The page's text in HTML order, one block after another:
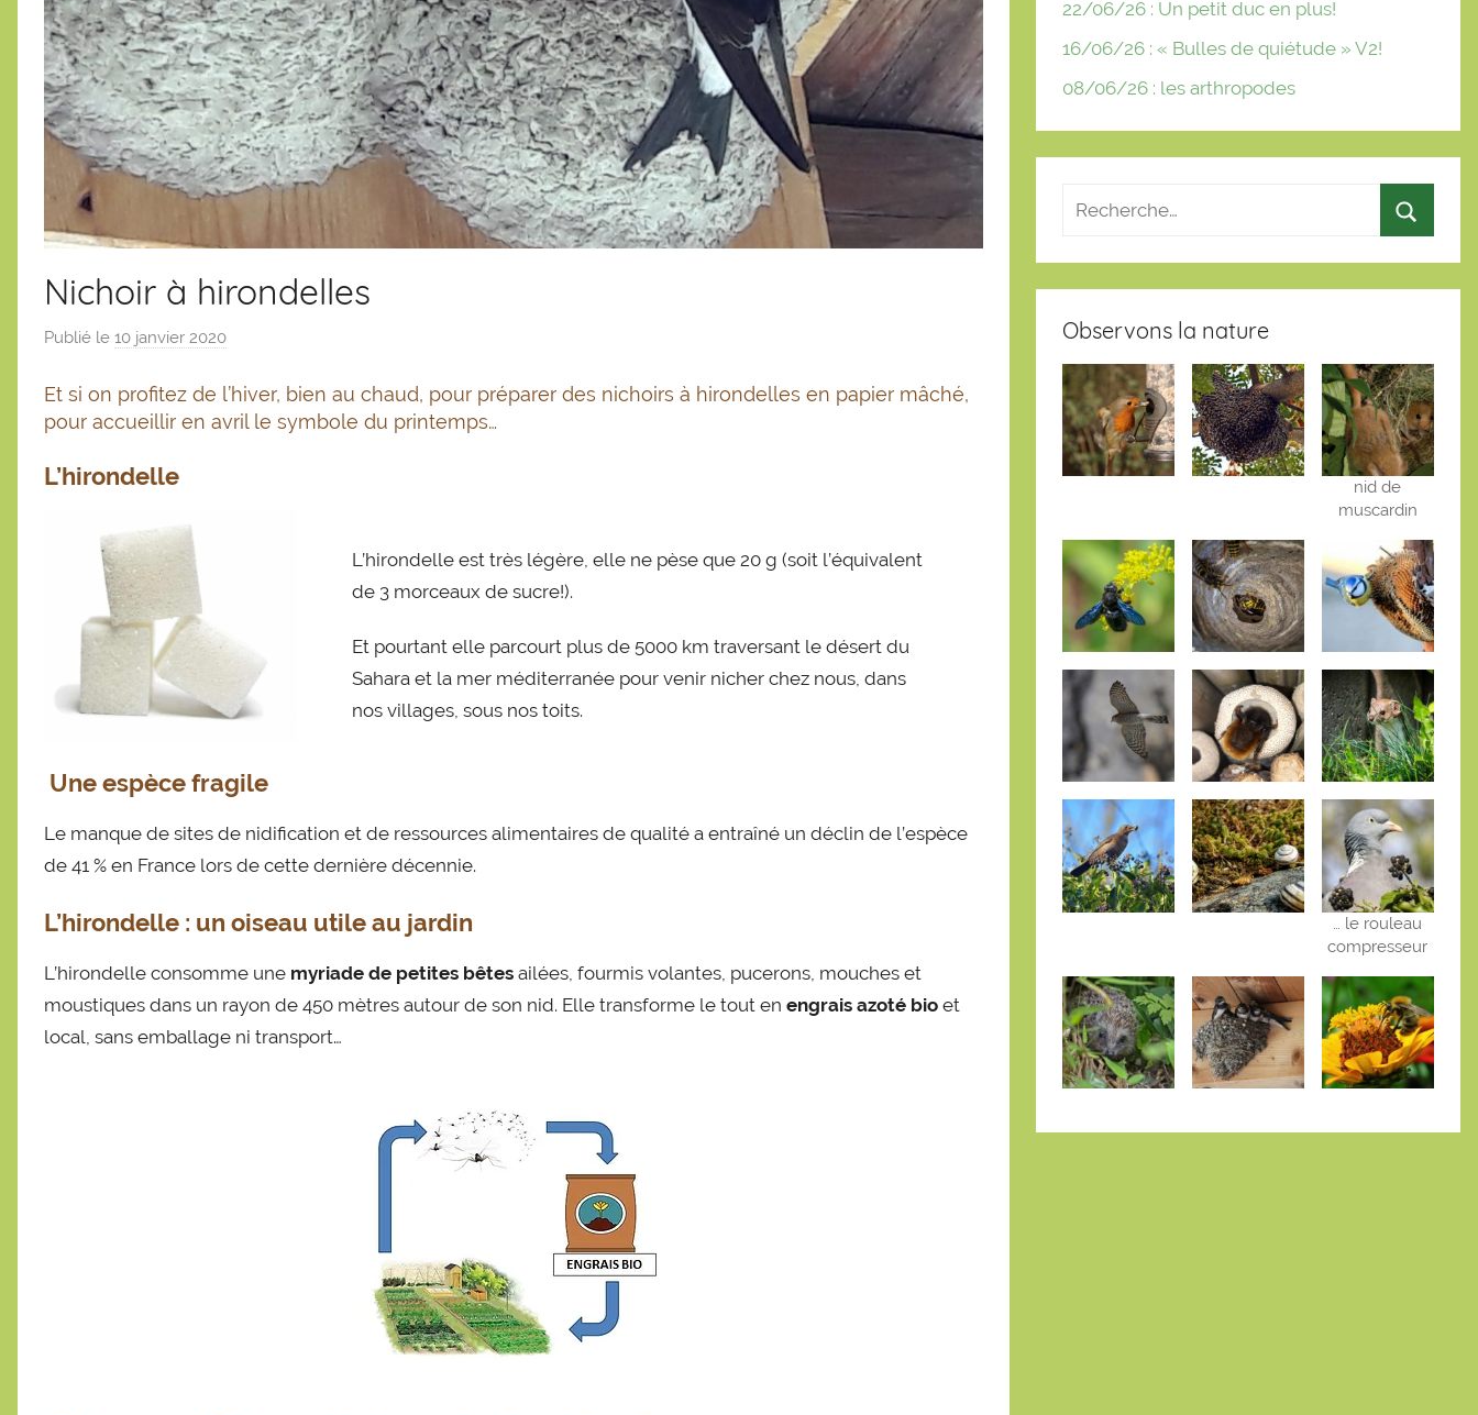
Nichoir à hirondelles
Publié le 10 janvier 2020
r
S
Et si on profitez de l’hiver, bien au chaud, pour préparer des nichoirs à hirondelles en papier mâché,
pour accueillir en avril le symbole du printemps…
L’hirondelle
L’hirondelle est très légère, elle ne pèse que 20 g (soit l’équivalent
de 3 morceaux de sucre!).
Et pourtant elle parcourt plus de 5000 km traversant le désert du
Sahara et la mer méditerranée pour venir nicher chez nous, dans
nos villages, sous nos toits.
Une espèce fragile
Le manque de sites de nidification et de ressources alimentaires de qualité a entraîné un déclin de l’espèce
de 41 % en France lors de cette dernière décennie.
L’hirondelle : un oiseau utile au jardin
L’hirondelle consomme une myriade de petites bêtes ailées, fourmis volantes, pucerons, mouches et
moustiques dans un rayon de 450 mètres autour de son nid. Elle transforme le tout en engrais azoté bio et
local, sans emballage ni transport…
22/06/26 : Un petit duc en plus!
16/06/26 : « Bulles de quiétude » V2!
08/06/26 : les arthropodes
Observons la nature
nid de
muscardin
… le rouleau
compresseur